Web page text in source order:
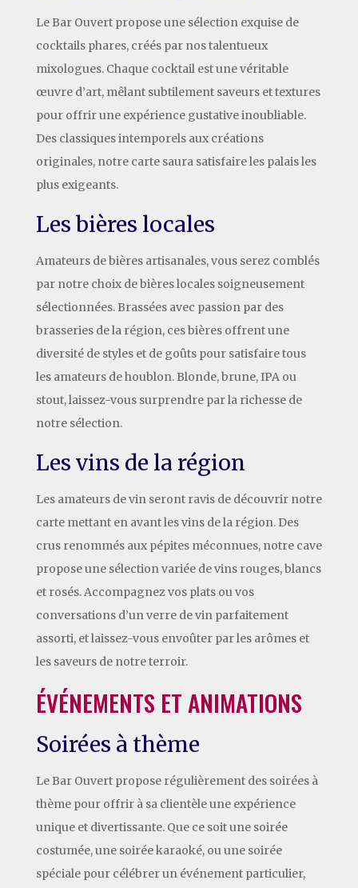
Le Bar Ouvert propose une sélection exquise de
cocktails phares, créés par nos talentueux
mixologues. Chaque cocktail est une véritable
œuvre d’art, mêlant subtilement saveurs et textures
pour offrir une expérience gustative inoubliable.
Des classiques intemporels aux créations
originales, notre carte saura satisfaire les palais les
plus exigeants.
Les bières locales
Amateurs de bières artisanales, vous serez comblés
par notre choix de bières locales soigneusement
sélectionnées. Brassées avec passion par des
brasseries de la région, ces bières offrent une
diversité de styles et de goûts pour satisfaire tous
les amateurs de houblon. Blonde, brune, IPA ou
stout, laissez-vous surprendre par la richesse de
notre sélection.
Les vins de la région
Les amateurs de vin seront ravis de découvrir notre
carte mettant en avant les vins de la région. Des
crus renommés aux pépites méconnues, notre cave
propose une sélection variée de vins rouges, blancs
et rosés. Accompagnez vos plats ou vos
conversations d’un verre de vin parfaitement
assorti, et laissez-vous envoûter par les arômes et
les saveurs de notre terroir.
ÉVÉNEMENTS ET ANIMATIONS
Soirées à thème
Le Bar Ouvert propose régulièrement des soirées à
thème pour offrir à sa clientèle une expérience
unique et divertissante. Que ce soit une soirée
costumée, une soirée karaoké, ou une soirée
spéciale pour célébrer un événement particulier,